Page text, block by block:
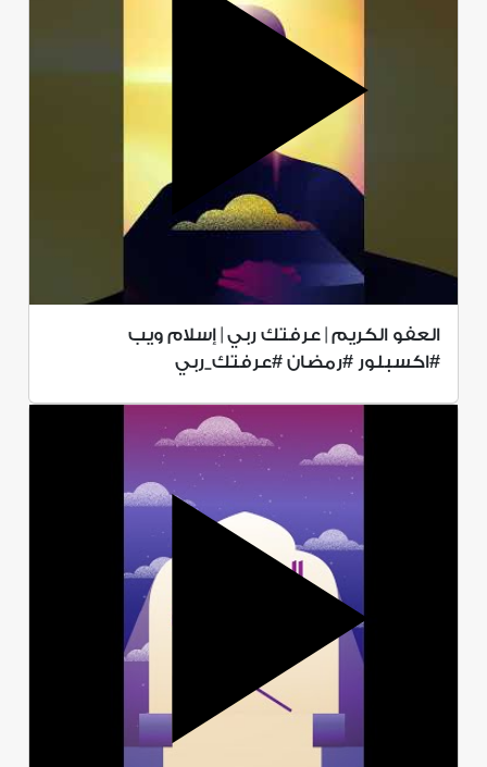
العفو الكريم | عرفتك ربي | إسلام ويب
#اكسبلور #رمضان #عرفتك_ربي